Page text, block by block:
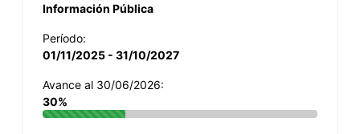
Información Pública
Período:
01/11/2025 - 31/10/2027
Avance al 30/06/2026:
30%